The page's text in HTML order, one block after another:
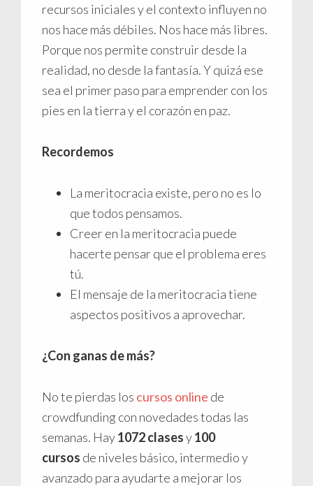
recursos iniciales y el contexto influyen no
nos hace más débiles. Nos hace más libres.
Porque nos permite construir desde la
realidad, no desde la fantasía. Y quizá ese
sea el primer paso para emprender con los
pies en la tierra y el corazón en paz.
Recordemos
La meritocracia existe, pero no es lo
que todos pensamos.
Creer en la meritocracia puede
hacerte pensar que el problema eres
tú.
El mensaje de la meritocracia tiene
aspectos positivos a aprovechar.
¿Con ganas de más?
No te pierdas los cursos online de
crowdfunding con novedades todas las
semanas. Hay1072 clasesy100
cursos de niveles básico, intermedio y
avanzado para ayudarte a mejorar los